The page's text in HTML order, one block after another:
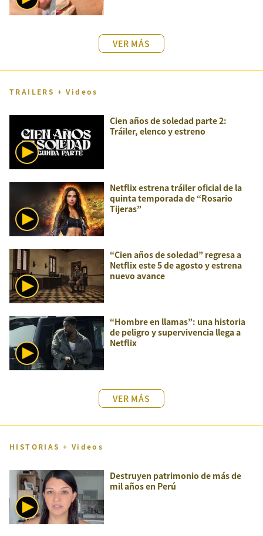
VER MÁS
TRAILERS + Videos
Cien años de soledad parte 2:
Tráiler, elenco y estreno
Netflix estrena tráiler oficial de la
quinta temporada de “Rosario
Tijeras”
“Cien años de soledad” regresa a
Netflix este 5 de agosto y estrena
nuevo avance
“Hombre en llamas”: una historia
de peligro y supervivencia llega a
Netflix
VER MÁS
HISTORIAS + Videos
Destruyen patrimonio de más de
mil años en Perú